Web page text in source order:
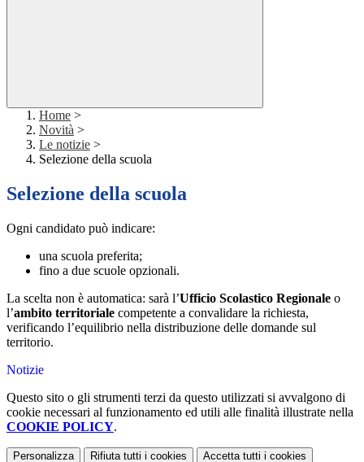
Home >
Novità >
Le notizie >
Selezione della scuola
Selezione della scuola
Ogni candidato può indicare:
una scuola preferita;
fino a due scuole opzionali.
La scelta non è automatica: sarà l’Ufficio Scolastico Regionale o
l’ambito territoriale competente a convalidare la richiesta,
verificando l’equilibrio nella distribuzione delle domande sul
territorio.
Notizie
Questo sito o gli strumenti terzi da questo utilizzati si avvalgono di
cookie necessari al funzionamento ed utili alle finalità illustrate nella
COOKIE POLICY.
Personalizza Rifiuta tutti i cookies Accetta tutti i cookies